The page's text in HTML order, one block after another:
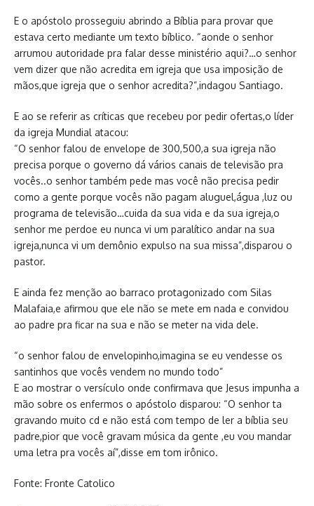
E o apóstolo prosseguiu abrindo a Bíblia para provar que
estava certo mediante um texto bíblico. “aonde o senhor
arrumou autoridade pra falar desse ministério aqui?…o senhor
vem dizer que não acredita em igreja que usa imposição de
mãos,que igreja que o senhor acredita?”,indagou Santiago.
E ao se referir as críticas que recebeu por pedir ofertas,o líder
da igreja Mundial atacou:
“O senhor falou de envelope de 300,500,a sua igreja não
precisa porque o governo dá vários canais de televisão pra
vocês..o senhor também pede mas você não precisa pedir
como a gente porque vocês não pagam aluguel,água ,luz ou
programa de televisão…cuida da sua vida e da sua igreja,o
senhor me perdoe eu nunca vi um paralítico andar na sua
igreja,nunca vi um demônio expulso na sua missa”,disparou o
pastor.
E ainda fez menção ao barraco protagonizado com Silas
Malafaia,e afirmou que ele não se mete em nada e convidou
ao padre pra ficar na sua e não se meter na vida dele.
“o senhor falou de envelopinho,imagina se eu vendesse os
santinhos que vocês vendem no mundo todo”
E ao mostrar o versículo onde confirmava que Jesus impunha a
mão sobre os enfermos o apóstolo disparou: “O senhor ta
gravando muito cd e não está com tempo de ler a bíblia seu
padre,pior que você gravam música da gente ,eu vou mandar
uma letra pra vocês aí”,disse em tom irônico.
Fonte: Fronte Catolico